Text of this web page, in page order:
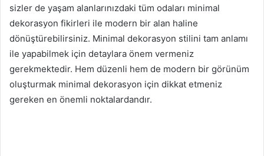
sizler de yaşam alanlarınızdaki tüm odaları minimal
dekorasyon fikirleri ile modern bir alan haline
dönüştürebilirsiniz. Minimal dekorasyon stilini tam anlamı
ile yapabilmek için detaylara önem vermeniz
gerekmektedir. Hem düzenli hem de modern bir görünüm
oluşturmak minimal dekorasyon için dikkat etmeniz
gereken en önemli noktalardandır.